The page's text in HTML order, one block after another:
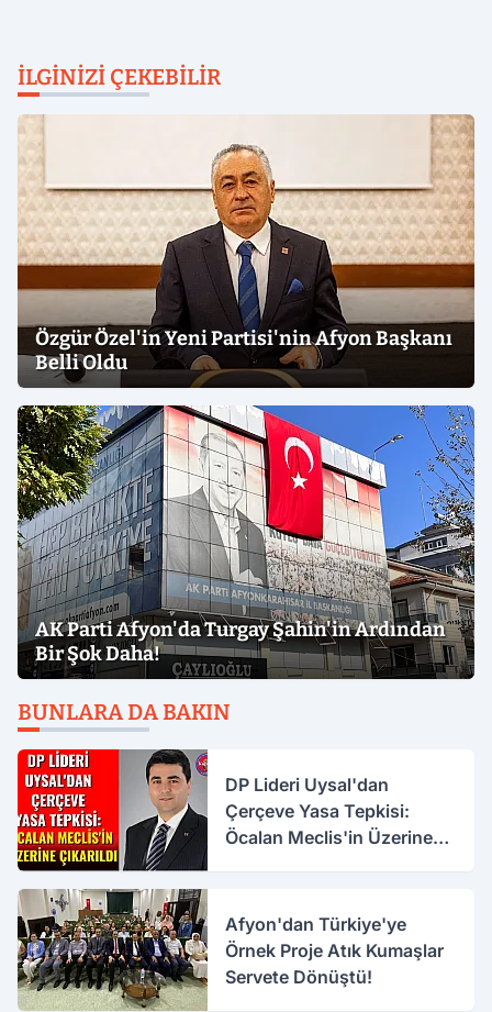
İLGINIZI ÇEKEBILIR
Özgür Özel'in Yeni Partisi'nin Afyon Başkanı
Belli Oldu
AK Parti Afyon'da Turgay Şahin'in Ardından
Bir Şok Daha!
BUNLARA DA BAKIN
DP Lideri Uysal'dan
Çerçeve Yasa Tepkisi:
Öcalan Meclis'in Üzerine
Afyon'dan Türkiye'ye
Örnek Proje Atık Kumaşlar
Servete Dönüştü!